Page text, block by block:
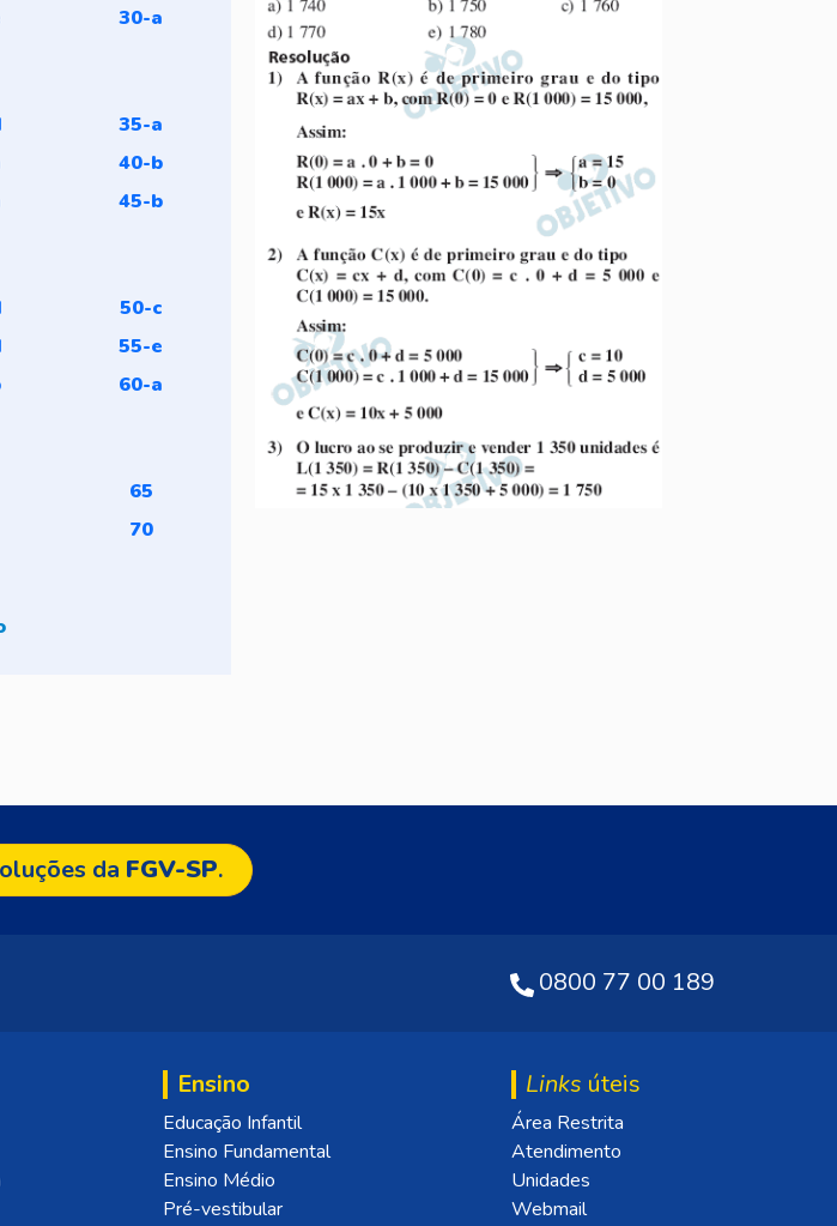
30-a
35-a
40-b
45-b
50-c
55-e
60-a
65
70
da FGV-SP.
0800 77 00 189
Ensino
Educação Infantil
Ensino Fundamental
Ensino Médio
Pré-vestibular
Links úteis
Área Restrita
Atendimento
Unidades
Webmail